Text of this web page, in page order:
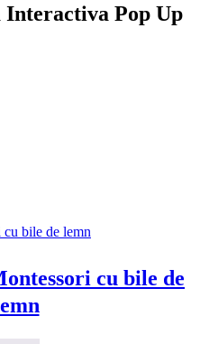
Pop Up
cu bile de